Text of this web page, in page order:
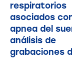
respiratorios
asociados
apnea del
análisis de
grabaciones